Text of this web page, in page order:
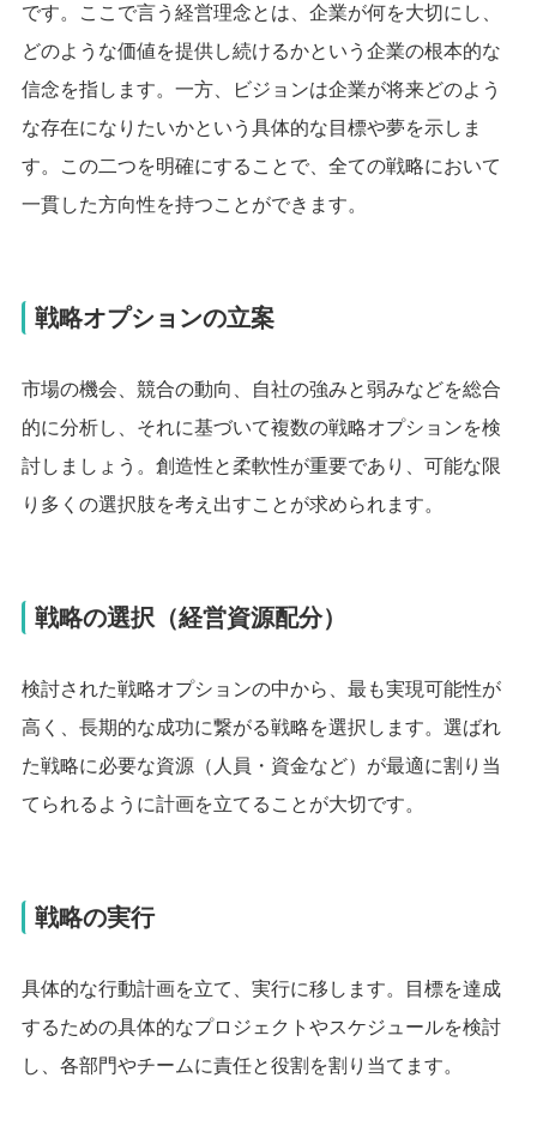
です。ここで言う経営理念とは、企業が何を大切にし、
どのような価値を提供し続けるかという企業の根本的な
信念を指します。一方、ビジョンは企業が将来どのよう
な存在になりたいかという具体的な目標や夢を示しま
す。この二つを明確にすることで、全ての戦略において
一貫した方向性を持つことができます。
戦略オプションの立案
市場の機会、競合の動向、自社の強みと弱みなどを総合
的に分析し、それに基づいて複数の戦略オプションを検
討しましょう。創造性と柔軟性が重要であり、可能な限
り多くの選択肢を考え出すことが求められます。
戦略の選択（経営資源配分）
検討された戦略オプションの中から、最も実現可能性が
高く、長期的な成功に繋がる戦略を選択します。選ばれ
た戦略に必要な資源（人員・資金など）が最適に割り当
てられるように計画を立てることが大切です。
戦略の実行
具体的な行動計画を立て、実行に移します。目標を達成
するための具体的なプロジェクトやスケジュールを検討
し、各部門やチームに責任と役割を割り当てます。